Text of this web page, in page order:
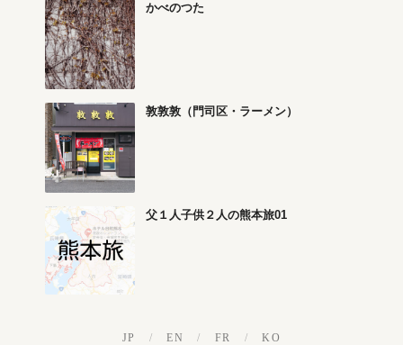
かべのつた
敦敦敦（門司区・ラーメン）
父１人子供２人の熊本旅01
JP / EN / FR / KO